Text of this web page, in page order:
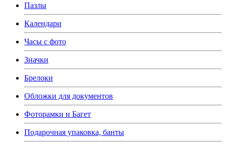
Пазлы
Календари
Часы с фото
Значки
Брелоки
Обложки для документов
Фоторамки и Багет
Подарочная упаковка, банты